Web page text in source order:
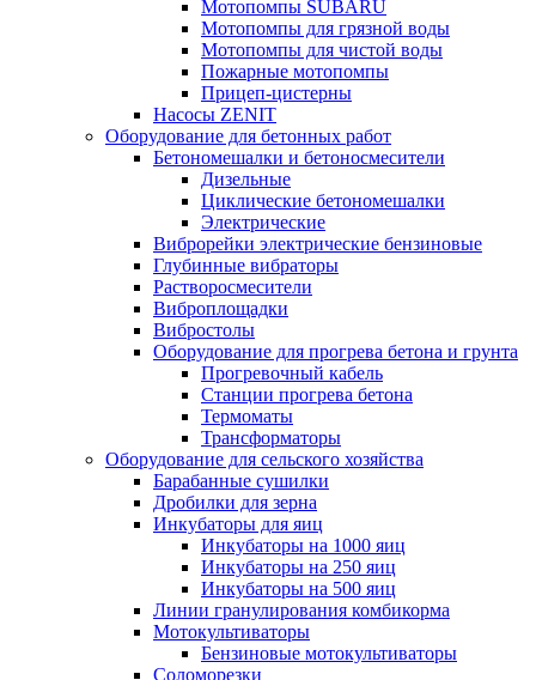
Мотопомпы SUBARU
Мотопомпы для грязной воды
Мотопомпы для чистой воды
Пожарные мотопомпы
Прицеп-цистерны
Насосы ZENIT
Оборудование для бетонных работ
Бетономешалки и бетоносмесители
Дизельные
Циклические бетономешалки
Электрические
Виброрейки электрические бензиновые
Глубинные вибраторы
Растворосмесители
Виброплощадки
Вибростолы
Оборудование для прогрева бетона и грунта
Прогревочный кабель
Станции прогрева бетона
Термоматы
Трансформаторы
Оборудование для сельского хозяйства
Барабанные сушилки
Дробилки для зерна
Инкубаторы для яиц
Инкубаторы на 1000 яиц
Инкубаторы на 250 яиц
Инкубаторы на 500 яиц
Линии гранулирования комбикорма
Мотокультиваторы
Бензиновые мотокультиваторы
Соломорезки